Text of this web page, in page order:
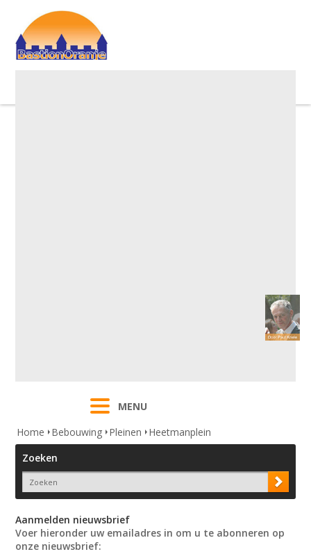
MENU
Home
Bebouwing Pleinen
Heetmanplein
Zoeken
Aanmelden nieuwsbrief
Voer hieronder uw emailadres in om u te abonneren op
onze nieuwsbrief: